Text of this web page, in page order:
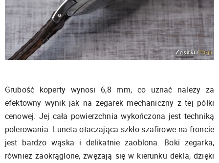
Grubość koperty wynosi 6,8 mm, co uznać należy za
efektowny wynik jak na zegarek mechaniczny z tej półki
cenowej. Jej cała powierzchnia wykończona jest techniką
polerowania. Luneta otaczająca szkło szafirowe na froncie
jest bardzo wąska i delikatnie zaoblona. Boki zegarka,
również zaokrąglone, zwężają się w kierunku dekla, dzięki